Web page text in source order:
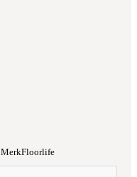
MerkFloorlife